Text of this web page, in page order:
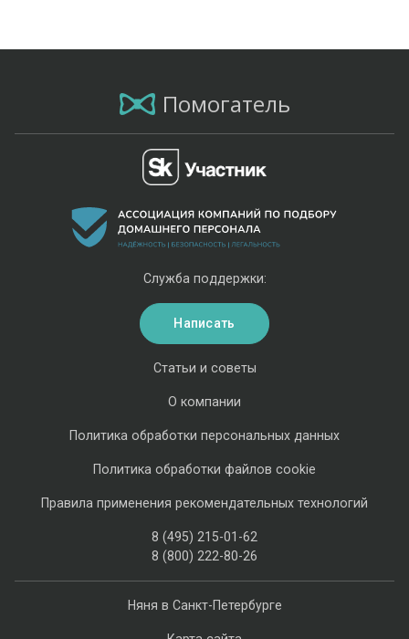
Помогатель
Няня в Санкт-Петербурге
Статьи и советы
О компании
Политика обработки персональных данных
Политика обработки файлов cookie
Правила применения рекомендательных технологий
8 (495) 215-01-62
8 (800) 222-80-26
Служба поддержки:
Написать